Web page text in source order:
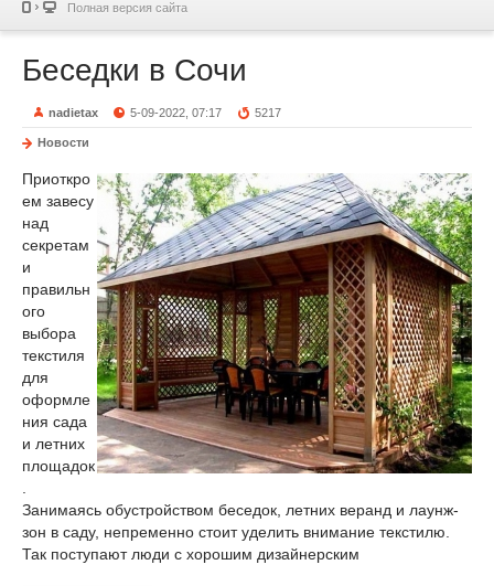
Полная версия сайта
Беседки в Сочи
nadietax 5-09-2022, 07:17 5217
Новости
Приоткро
ем завесу
над
секретам
и
правильн
ого
выбора
текстиля
для
оформле
ния сада
и летних
площадок
Занимаясь обустройством беседок, летних веранд и лаунж-
зон в саду, непременно стоит уделить внимание текстилю.
Так поступают люди с хорошим дизайнерским